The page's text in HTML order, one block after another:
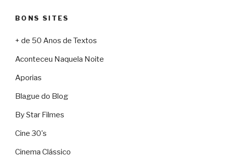
BONS SITES
+ de 50 Anos de Textos
Aconteceu Naquela Noite
Aporias
Blague do Blog
By Star Filmes
Cine 30's
Cinema Clássico